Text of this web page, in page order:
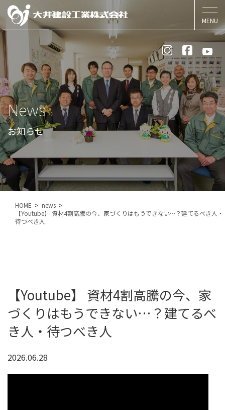
News
お知らせ
HOME
news
【Youtube】 資材4割高騰の今、家づくりはもうできない…？建てるべき人・
待つべき人
【Youtube】 資材4割高騰の今、家
づくりはもうできない…？建てるべ
き人・待つべき人
2026.06.28